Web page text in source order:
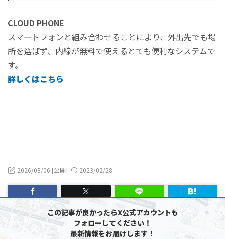
CLOUD PHONE
スマートフォンと組み合わせることにより、外出先でも場
所を選ばず、内線が無料で使えるとても便利なシステムで
す。
詳しくはこちら
2026/08/06 [公開] 2023/02/28
この記事が良かったらX公式アカウントも
フォローしてください！
最新情報をお届けします！